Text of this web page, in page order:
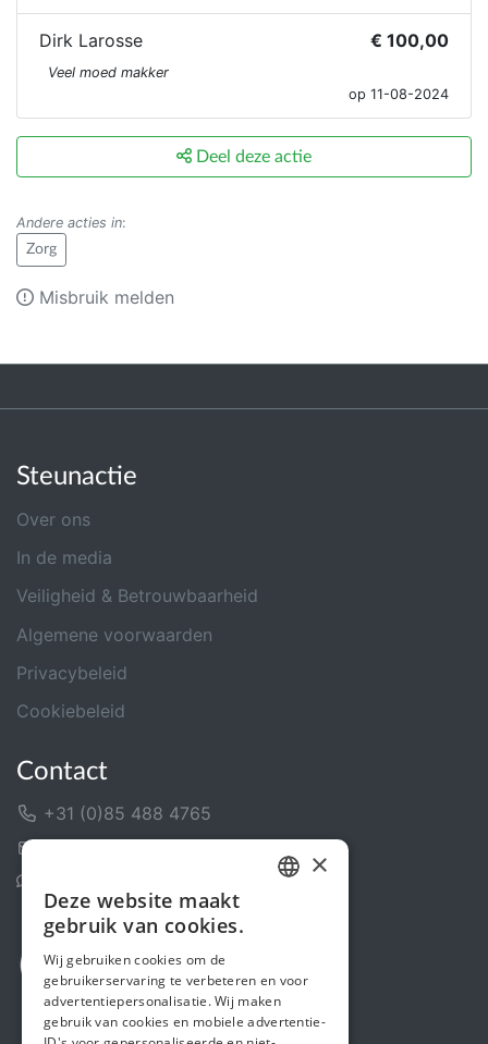
Dirk Larosse € 100,00
Veel moed makker
op 11-08-2024
Deel deze actie
Andere acties in:
Zorg
Misbruik melden
Steunactie
Over ons
In de media
Veiligheid & Betrouwbaarheid
Algemene voorwaarden
Privacybeleid
Cookiebeleid
Contact
+31 (0)85 488 4765
ENGLISH
×
Deze website maakt
gebruik van cookies.
Wij gebruiken cookies om de
gebruikerservaring te verbeteren en voor
advertentiepersonalisatie. Wij maken
gebruik van cookies en mobiele advertentie-